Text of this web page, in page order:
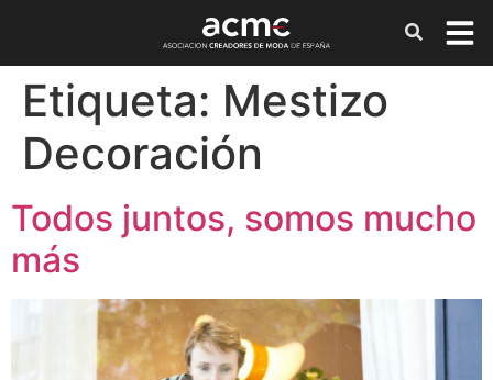
Etiqueta: Mestizo
Decoración
Todos juntos, somos mucho
más